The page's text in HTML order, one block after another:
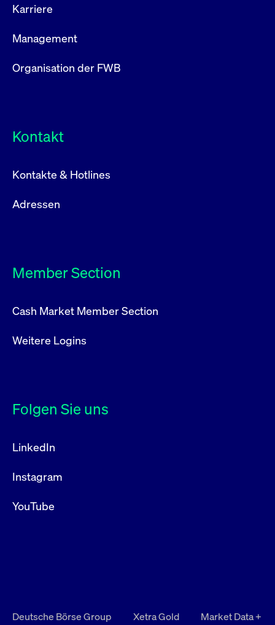
Karriere
Management
Organisation der FWB
Kontakt
Kontakte & Hotlines
Adressen
Member Section
Cash Market Member Section
Weitere Logins
Folgen Sie uns
LinkedIn
Instagram
YouTube
Deutsche Börse Group Xetra Gold
Market Data +